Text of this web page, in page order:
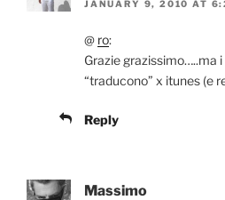
JANUARY 9, 2010 AT
@ ro:
Grazie grazissimo…..ma
“traducono” x itunes (e
Reply
Massimo